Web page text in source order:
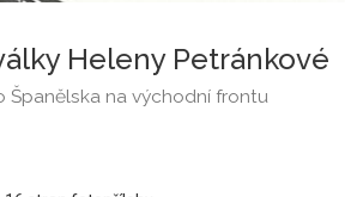
Heleny Petránkové
Španělska na východní frontu